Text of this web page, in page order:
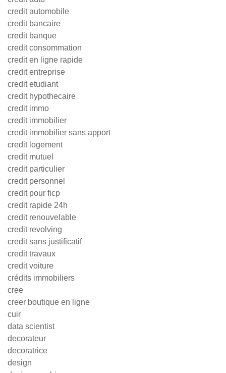
credit automobile
credit bancaire
credit banque
credit consommation
credit en ligne rapide
credit entreprise
credit etudiant
credit hypothecaire
credit immo
credit immobilier
credit immobilier sans apport
credit logement
credit mutuel
credit particulier
credit personnel
credit pour ficp
credit rapide 24h
credit renouvelable
credit revolving
credit sans justificatif
credit travaux
credit voiture
crédits immobiliers
cree
creer boutique en ligne
cuir
data scientist
decorateur
decoratrice
design